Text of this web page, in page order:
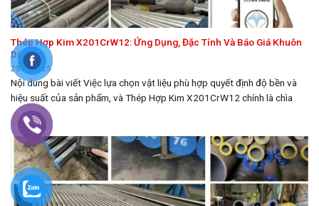
Thép Hợp Kim X201CrW12: Ứng Dụng, Đặc Tính Và Báo Giá Khuôn
Dập
29/08/2025
Nội dung bài viết Việc lựa chọn vật liệu phù hợp quyết định độ bền và
hiệu suất của sản phẩm, và Thép Hợp Kim X201CrW12 chính là chìa
khóa. Bài viết này thuộc chuyên mục Thép, đi sâu vào phân tích thành
phần hóa học độc đáo của X201CrW12, khám phá tính chất cơ...